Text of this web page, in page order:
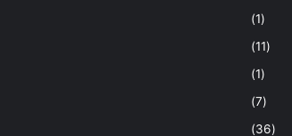
(1)
(11)
(1)
(7)
(36)